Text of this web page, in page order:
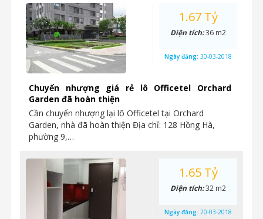
Chuyển nhượng giá rẻ lô Officetel Orchard
Garden đã hoàn thiện
Cần chuyển nhượng lại lô Officetel tại Orchard
Garden, nhà đã hoàn thiện Địa chỉ: 128 Hồng Hà,
phường 9,…
1.67 Tỷ
Diện tích:36 m2
Ngày đăng: 30-03-2018
1.65 Tỷ
Diện tích:32 m2
Ngày đăng: 20-03-2018